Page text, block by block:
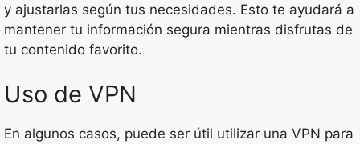
y ajustarlas según tus necesidades. Esto te ayudará a
mantener tu información segura mientras disfrutas de
tu contenido favorito.
Uso de VPN
En algunos casos, puede ser útil utilizar una VPN para